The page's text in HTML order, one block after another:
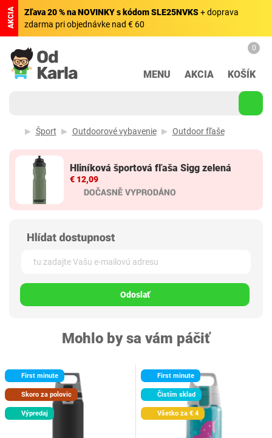
AKCIA Zľava 20 % na NOVINKY s kódom SLE25NVKS+ doprava
zdarma pri objednávke nad € 60
MENU AKCIA
0
KOŠÍK
Šport Outdoorové vybavenie Outdoor fľaše
Hliníková športová fľaša Sigg zelená
€ 12,09
Odoslať
Mohlo by sa vám páčiť
First minute
Skoro za polovic
Výpredaj
First minute
Čistím sklad
Všetko za € 4